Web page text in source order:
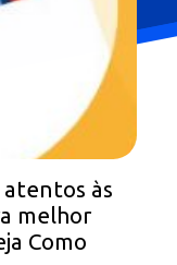
às
melhor
Como